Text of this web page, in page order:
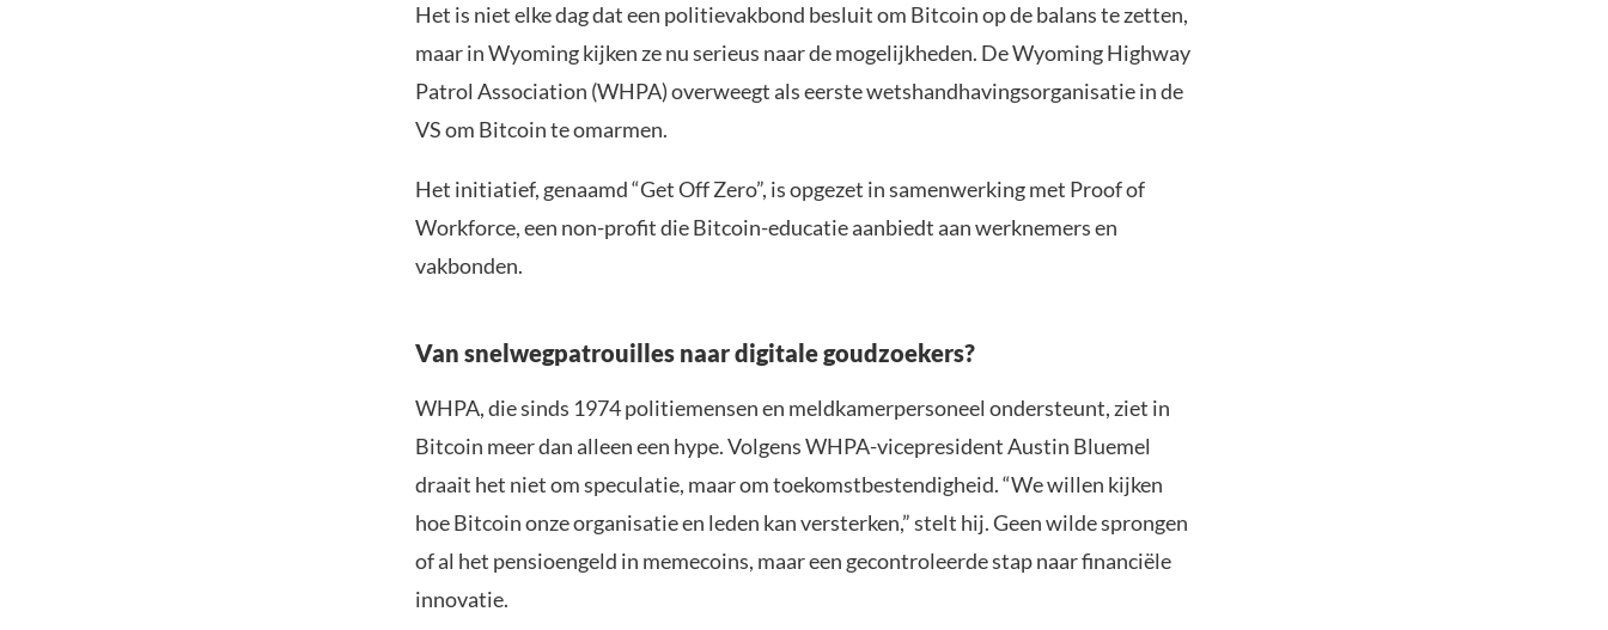
Het is niet elke dag dat een politievakbond besluit om Bitcoin op de balans te zetten,
maar in Wyoming kijken ze nu serieus naar de mogelijkheden. De Wyoming Highway
Patrol Association (WHPA) overweegt als eerste wetshandhavingsorganisatie in de
VS om Bitcoin te omarmen.
Het initiatief, genaamd “Get Off Zero”, is opgezet in samenwerking met Proof of
Workforce, een non-profit die Bitcoin-educatie aanbiedt aan werknemers en
vakbonden.
Van snelwegpatrouilles naar digitale goudzoekers?
WHPA, die sinds 1974 politiemensen en meldkamerpersoneel ondersteunt, ziet in
Bitcoin meer dan alleen een hype. Volgens WHPA-vicepresident Austin Bluemel
draait het niet om speculatie, maar om toekomstbestendigheid. “We willen kijken
hoe Bitcoin onze organisatie en leden kan versterken,” stelt hij. Geen wilde sprongen
of al het pensioengeld in memecoins, maar een gecontroleerde stap naar financiële
innovatie.